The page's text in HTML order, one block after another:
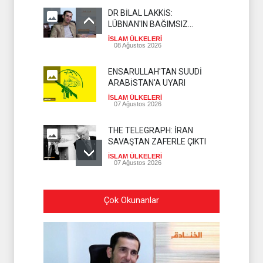
DR BİLAL LAKKİS:
LÜBNAN'IN BAĞIMSIZ
OLMASI İSTENMİYOR
İSLAM ÜLKELERİ
08 Ağustos 2026
ENSARULLAH'TAN SUUDİ
ARABİSTAN'A UYARI
İSLAM ÜLKELERİ
07 Ağustos 2026
THE TELEGRAPH: İRAN
SAVAŞTAN ZAFERLE ÇIKTI
İSLAM ÜLKELERİ
07 Ağustos 2026
MOSSAD'DA İRAN DEPREMİ
SİYONİST REJİM
PEZEŞKİYAN'DAN HALİL EL
HAYYE'YE TEBRİK
TELEFONU
Çok Okunanlar